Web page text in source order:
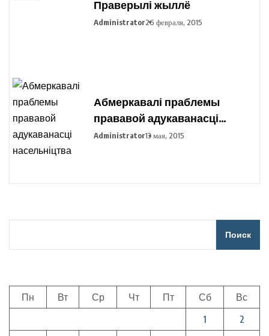
Праверылі жыллё
Administrator26 февраля, 2015
Абмеркавалі праблемы
прававой адукаванасці
насельніцтва
Administrator13 мая, 2015
Поиск
Пн Вт Ср Чт Пт Сб
Вс
1
2